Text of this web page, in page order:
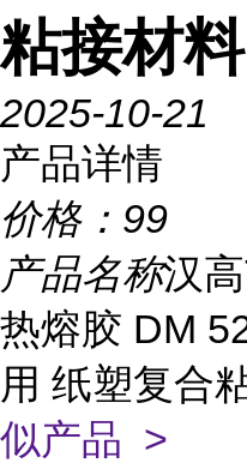
粘接材料
2025-10-21
产品详情
价格： 99
产品名称汉
热熔胶 DM
用 纸塑复合
似产品 >